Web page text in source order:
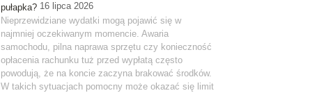
pułapka? 16 lipca 2026
Nieprzewidziane wydatki mogą pojawić się w
najmniej oczekiwanym momencie. Awaria
samochodu, pilna naprawa sprzętu czy konieczność
opłacenia rachunku tuż przed wypłatą często
powodują, że na koncie zaczyna brakować środków.
W takich sytuacjach pomocny może okazać się limit